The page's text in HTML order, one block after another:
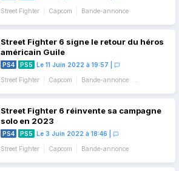
Street Fighter Capcom Bande-annonce
Street Fighter 6 signe le retour du héros
américain Guile
PS4 PS5 Le 11 Juin 2022 à 19:57
Street Fighter Capcom
Bande-annonce
Street Fighter 6 réinvente sa campagne
solo en 2023
PS4 PS5 Le 3 Juin 2022 à 18:46
Street Fighter Capcom Bande-annonce